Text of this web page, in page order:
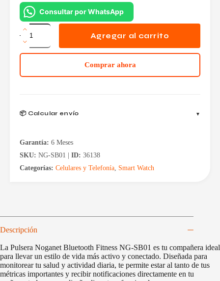
Consultar por WhatsApp
Pulsera
Noganet
Bluetooth
Fitness
SB01
Agregar al carrito
Comprar ahora
📦 Calcular envío
Garantía: 6 Meses
SKU: NG-SB01 | ID: 36138
Categorías: Celulares y Telefonía Smart Watch
Descripción
La Pulsera Noganet Bluetooth Fitness NG-SB01 es tu compañera ideal
para llevar un estilo de vida más activo y conectado. Diseñada para
monitorear tu salud y actividad diaria, te permite estar al tanto de tus
métricas importantes y recibir notificaciones directamente en tu